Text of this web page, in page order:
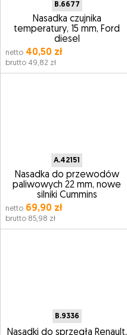
B.6677
Nasadka czujnika
temperatury, 15 mm, Ford
diesel
netto 40,50 zł
brutto 49,82 zł
A.42151
Nasadka do przewodów
paliwowych 22 mm, nowe
silniki Cummins
netto 69,90 zł
brutto 85,98 zł
B.9336
Nasadki do sprzęgła Renault,